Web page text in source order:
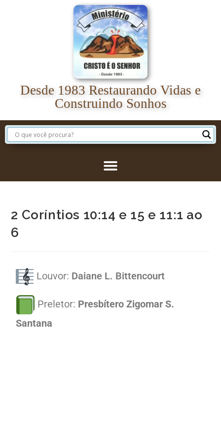
Desde 1983 Restaurando Vidas e
Construindo Sonhos
2 Coríntios 10:14 e 15 e 11:1 ao
6
Louvor: Daiane L. Bittencourt
Preletor: Presbítero Zigomar S.
Santana